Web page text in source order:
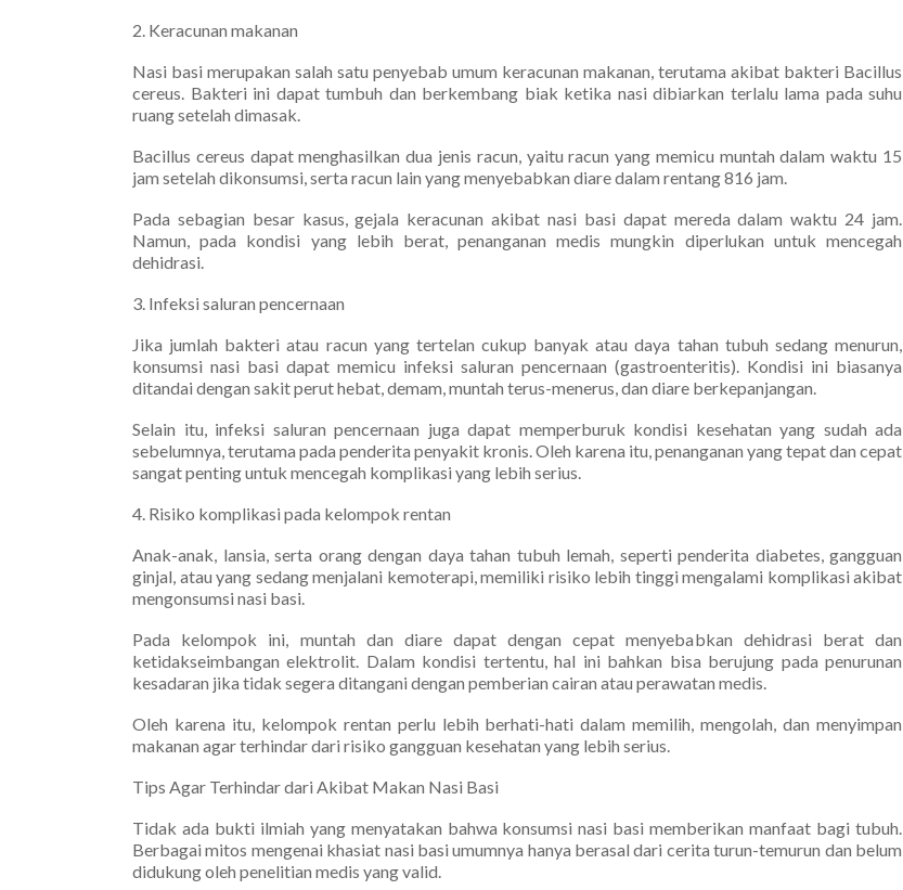
2. Keracunan makanan
Nasi basi merupakan salah satu penyebab umum keracunan makanan, terutama akibat bakteri Bacillus
cereus. Bakteri ini dapat tumbuh dan berkembang biak ketika nasi dibiarkan terlalu lama pada suhu
ruang setelah dimasak.
Bacillus cereus dapat menghasilkan dua jenis racun, yaitu racun yang memicu muntah dalam waktu 15
jam setelah dikonsumsi, serta racun lain yang menyebabkan diare dalam rentang 816 jam.
Pada sebagian besar kasus, gejala keracunan akibat nasi basi dapat mereda dalam waktu 24 jam.
Namun, pada kondisi yang lebih berat, penanganan medis mungkin diperlukan untuk mencegah
dehidrasi.
3. Infeksi saluran pencernaan
Jika jumlah bakteri atau racun yang tertelan cukup banyak atau daya tahan tubuh sedang menurun,
konsumsi nasi basi dapat memicu infeksi saluran pencernaan (gastroenteritis). Kondisi ini biasanya
ditandai dengan sakit perut hebat, demam, muntah terus-menerus, dan diare berkepanjangan.
Selain itu, infeksi saluran pencernaan juga dapat memperburuk kondisi kesehatan yang sudah ada
sebelumnya, terutama pada penderita penyakit kronis. Oleh karena itu, penanganan yang tepat dan cepat
sangat penting untuk mencegah komplikasi yang lebih serius.
4. Risiko komplikasi pada kelompok rentan
Anak-anak, lansia, serta orang dengan daya tahan tubuh lemah, seperti penderita diabetes, gangguan
ginjal, atau yang sedang menjalani kemoterapi, memiliki risiko lebih tinggi mengalami komplikasi akibat
mengonsumsi nasi basi.
Pada kelompok ini, muntah dan diare dapat dengan cepat menyebabkan dehidrasi berat dan
ketidakseimbangan elektrolit. Dalam kondisi tertentu, hal ini bahkan bisa berujung pada penurunan
kesadaran jika tidak segera ditangani dengan pemberian cairan atau perawatan medis.
Oleh karena itu, kelompok rentan perlu lebih berhati-hati dalam memilih, mengolah, dan menyimpan
makanan agar terhindar dari risiko gangguan kesehatan yang lebih serius.
Tips Agar Terhindar dari Akibat Makan Nasi Basi
Tidak ada bukti ilmiah yang menyatakan bahwa konsumsi nasi basi memberikan manfaat bagi tubuh.
Berbagai mitos mengenai khasiat nasi basi umumnya hanya berasal dari cerita turun-temurun dan belum
didukung oleh penelitian medis yang valid.